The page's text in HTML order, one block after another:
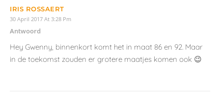
IRIS ROSSAERT
30 April 2017 At 3:28 Pm
Antwoord
Hey Gwenny, binnenkort komt het in maat 86 en 92. Maar
in de toekomst zouden er grotere maatjes komen ook 😉